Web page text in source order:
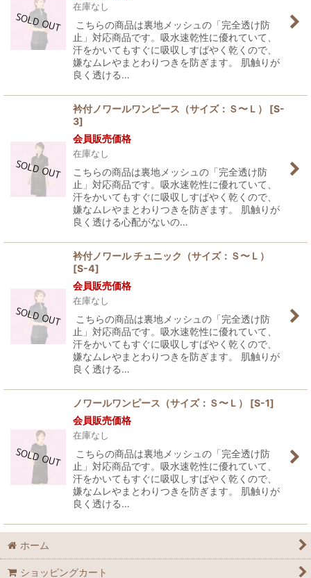
在庫なし
こちらの商品は裏地メッシュの「完全透け防
止」対応商品です。吸水速乾性に優れていて、
汗をかいてもすぐに吸収しすばやく乾くので、
嫌なムレやまとわりつきを防ぎます。 肌触りが
良く透ける…
衿付ノワールワンピース（サイズ：Ｓ〜Ｌ） [S-
3]
会員販売価格
在庫なし
こちらの商品は裏地メッシュの「完全透け防
止」対応商品です。吸水速乾性に優れていて、
汗をかいてもすぐに吸収しすばやく乾くので、
嫌なムレやまとわりつきを防ぎます。 肌触りが
良く透ける心配がないの…
衿付ノワール チュニック（サイズ：Ｓ〜Ｌ）
[S-4]
会員販売価格
在庫なし
こちらの商品は裏地メッシュの「完全透け防
止」対応商品です。吸水速乾性に優れていて、
汗をかいてもすぐに吸収しすばやく乾くので、
嫌なムレやまとわりつきを防ぎます。 肌触りが
良く透ける…
ノワールワンピース（サイズ：Ｓ〜Ｌ） [S-1]
会員販売価格
在庫なし
こちらの商品は裏地メッシュの「完全透け防
止」対応商品です。吸水速乾性に優れていて、
汗をかいてもすぐに吸収しすばやく乾くので、
嫌なムレやまとわりつきを防ぎます。 肌触りが
良く透ける…
ホーム
ショッピングカート